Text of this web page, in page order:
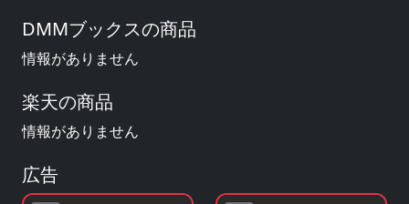
DMMブックスの商品
情報がありません
楽天の商品
情報がありません
広告